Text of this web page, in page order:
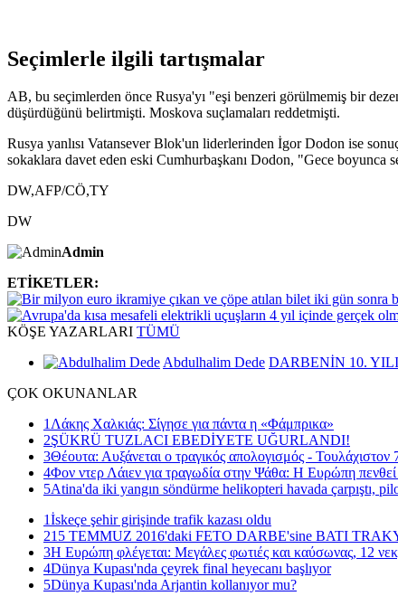
Seçimlerle ilgili tartışmalar
AB, bu seçimlerden önce Rusya'yı "eşi benzeri görülmemiş bir
düşürdüğünü belirtmişti. Moskova suçlamaları reddetmişti.
Rusya yanlısı Vatansever Blok'un liderlerinden İgor Dodon ise
sokaklara davet eden eski Cumhurbaşkanı Dodon, "Gece boyunca
DW,AFP/CÖ,TY
DW
Admin
ETİKETLER:
KÖŞE YAZARLARI TÜMÜ
Abdulhalim Dede DARBENİN 10.
ÇOK OKUNANLAR
1Λάκης Χαλκιάς: Σίγησε για πάντα η «Φάμπρικα»
2ŞÜKRÜ TUZLACI EBEDİYETE UĞURLANDI!
3Θέουτα: Αυξάνεται ο τραγικός απολογισμός - Τουλάχιστον
4Φον ντερ Λάιεν για τραγωδία στην Ψάθα: Η Ευρώπη
5Atina'da iki yangın söndürme helikopteri havada çarpıştı,
1İskeçe şehir girişinde trafik kazası oldu
215 TEMMUZ 2016'daki FETO DARBE'sine BATI
3Η Ευρώπη φλέγεται: Μεγάλες φωτιές και καύσωνας, 12
4Dünya Kupası'nda çeyrek final heyecanı başlıyor
5Dünya Kupası'nda Arjantin kollanıyor mu?